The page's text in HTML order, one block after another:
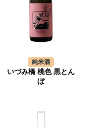
純米酒
いづみ橋 桃色 黒とん
ぼ